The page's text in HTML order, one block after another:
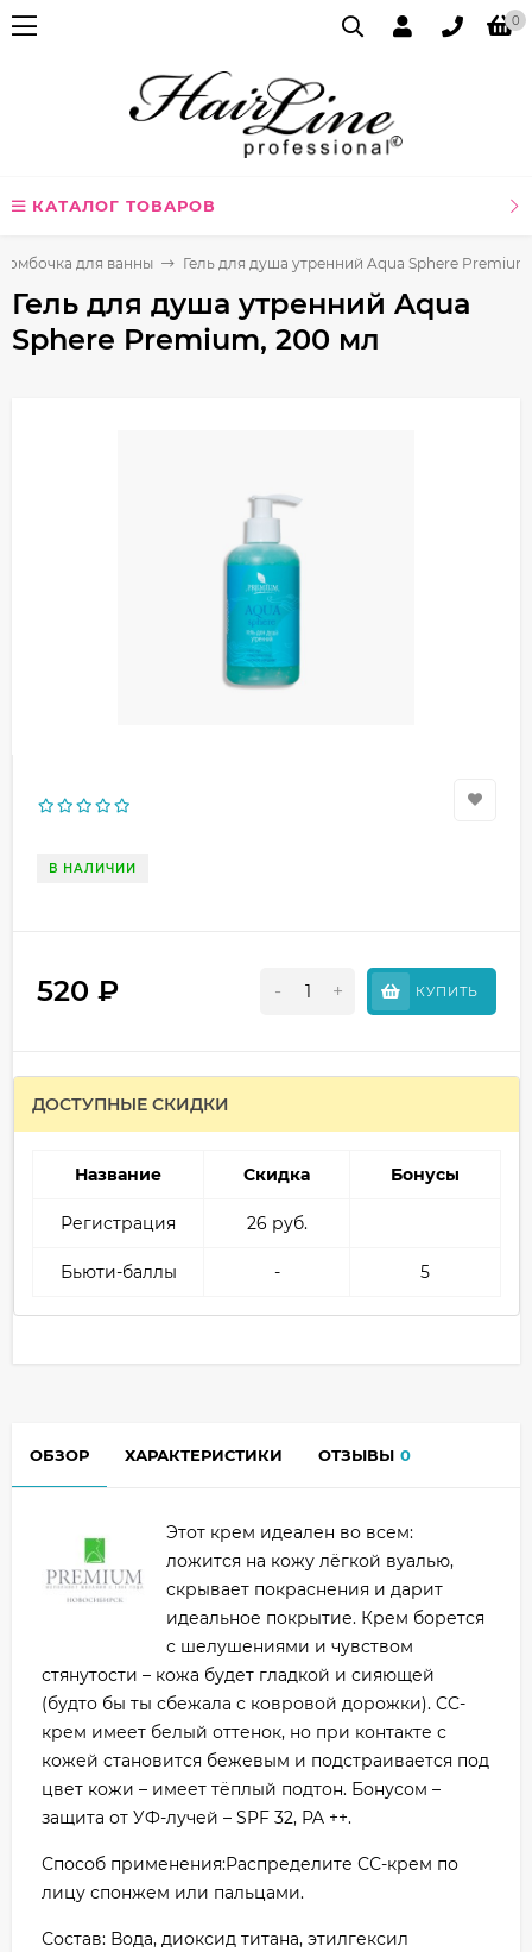
0
КАТАЛОГ ТОВАРОВ
для ванны Гель для душа утренний Aqua Sphere
Гель для душа утренний Aqua
Sphere Premium, 200 мл
В НАЛИЧИИ
520 ₽ - + КУПИТЬ
ДОСТУПНЫЕ СКИДКИ
Название Скидка Бонусы
Регистрация 26 руб.
Бьюти-баллы - 5
ОБЗОР ХАРАКТЕРИСТИКИ ОТЗЫВЫ 0
Этот крем идеален во всем:
ложится на кожу лёгкой вуалью,
скрывает покраснения и дарит
идеальное покрытие. Крем борется
с шелушениями и чувством
стянутости – кожа будет гладкой и сияющей
(будто бы ты сбежала с ковровой дорожки). CC-
крем имеет белый оттенок, но при контакте с
кожей становится бежевым и подстраивается под
цвет кожи – имеет тёплый подтон. Бонусом –
защита от УФ-лучей – SPF 32, PA ++.
Способ применения:Распределите СС-крем по
лицу спонжем или пальцами.
Состав: Вода, диоксид титана, этилгексил